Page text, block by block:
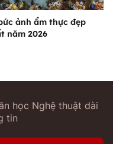
ảnh ẩm thực đẹp
năm 2026
học Nghệ thuật dài
tin